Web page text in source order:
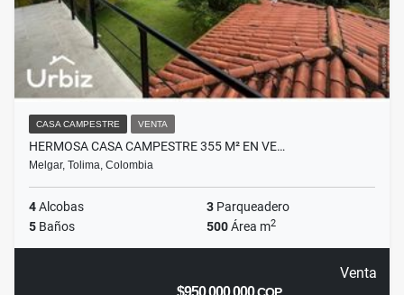
CASA CAMPESTRE VENTA
HERMOSA CASA CAMPESTRE 355 M² EN VE…
Melgar, Tolima, Colombia
4Alcobas 3 Parqueadero
5 Baños 500Área m2
Venta